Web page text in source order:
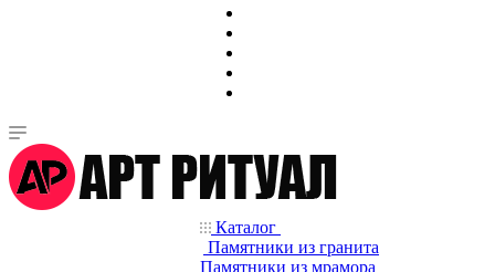
Каталог
Памятники из гранита
Памятники из мрамора